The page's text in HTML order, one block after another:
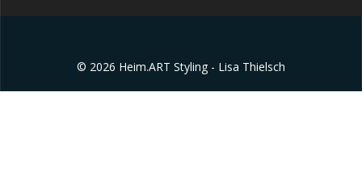
© 2026 Heim.ART Styling - Lisa Thielsch